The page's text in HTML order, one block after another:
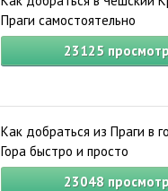
Праги самостоятельно
23125
Как добраться из Праги в
Гора быстро и просто
23048